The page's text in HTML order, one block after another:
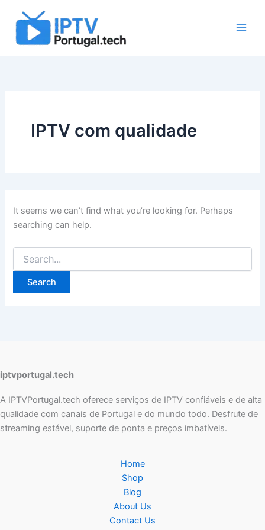
content
IPTV com qualidade
It seems we can’t find what you’re looking for. Perhaps
searching can help.
for:
iptvportugal.tech
A IPTVPortugal.tech oferece serviços de IPTV confiáveis e de alta
qualidade com canais de Portugal e do mundo todo. Desfrute de
streaming estável, suporte de ponta e preços imbatíveis.
Home
Shop
Blog
About Us
Contact Us